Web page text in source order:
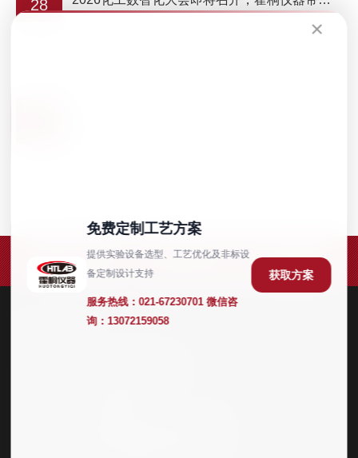
28
×
免费定制工艺方案
提供实验设备选型、工艺优化及非标设
备定制设计支持
服务热线：021-67230701 微信咨
询： 13072159058
获取方案